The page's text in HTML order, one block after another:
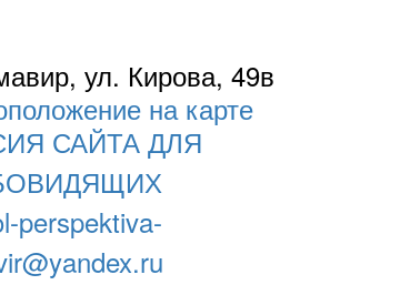
ул. Кирова, 49в
на карте
САЙТА ДЛЯ
perspektiva-